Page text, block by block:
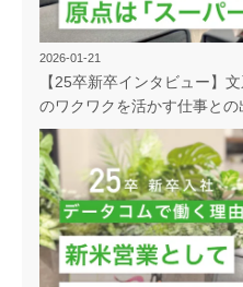
2026-01-21
【25卒新卒インタビュー】
のワクワクを活かす仕事との